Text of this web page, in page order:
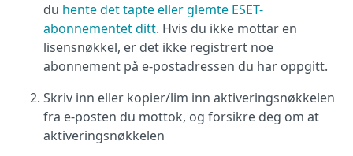
du hente det tapte eller glemte ESET-
abonnementet ditt. Hvis du ikke mottar en
lisensnøkkel, er det ikke registrert noe
abonnement på e-postadressen du har oppgitt.
Skriv inn eller kopier/lim inn aktiveringsnøkkelen
fra e-posten du mottok, og forsikre deg om at
aktiveringsnøkkelen